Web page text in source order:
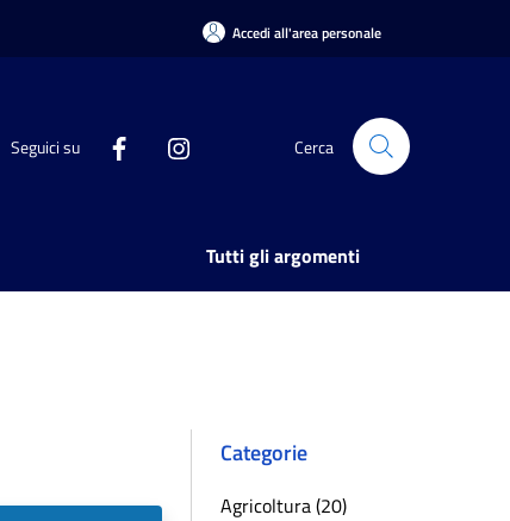
Accedi all'area personale
Seguici su Cerca
Tutti gli argomenti
Categorie
Agricoltura (20)